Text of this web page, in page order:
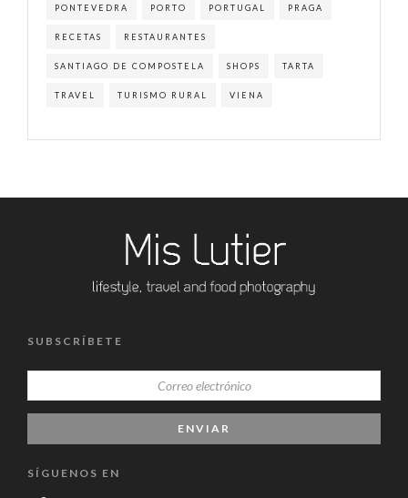
PONTEVEDRA PORTO PORTUGAL PRAGA
RECETAS RESTAURANTES
SANTIAGO DE COMPOSTELA SHOPS TARTA
TRAVEL TURISMO RURAL VIENA
SUBSCRÍBETE
SÍGUENOS EN